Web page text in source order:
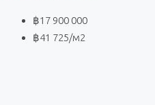
฿17 900 000
฿41 725/м2